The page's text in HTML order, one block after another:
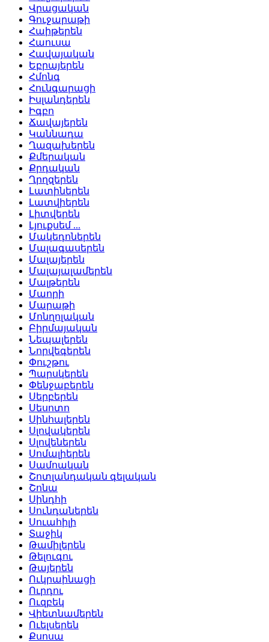
Վրացական
Գուջարաթի
Հաիթերեն
Հաուսա
Հավայական
Եբրայերեն
Հմոնգ
Հունգարացի
Իսլանդերեն
Իգբո
Ճավայերեն
Կաննադա
Ղազախերեն
Քմերական
Քրդական
Ղրղզերեն
Լատիներեն
Լատվիերեն
Լիտվերեն
Լյուքսեմ ...
Մակեդոներեն
Մալագասերեն
Մալայերեն
Մալայալամերեն
Մալթերեն
Մաորի
Մարաթի
Մոնղոլական
Բիրմայական
Նեպալերեն
Նորվեգերեն
Փուշթու
Պարսկերեն
Փենջաբերեն
Սերբերեն
Սեսոտո
Սինհալերեն
Սլովակերեն
Սլովեներեն
Սոմալիերեն
Սամոական
Շոտլանդական գելական
Շոնա
Սինդհի
Սունդաներեն
Սուահիլի
Տաջիկ
Թամիլերեն
Թելուգու
Թայերեն
Ուկրաինացի
Ուրդու
Ուզբեկ
Վիետնամերեն
Ուելսերեն
Քսոսա